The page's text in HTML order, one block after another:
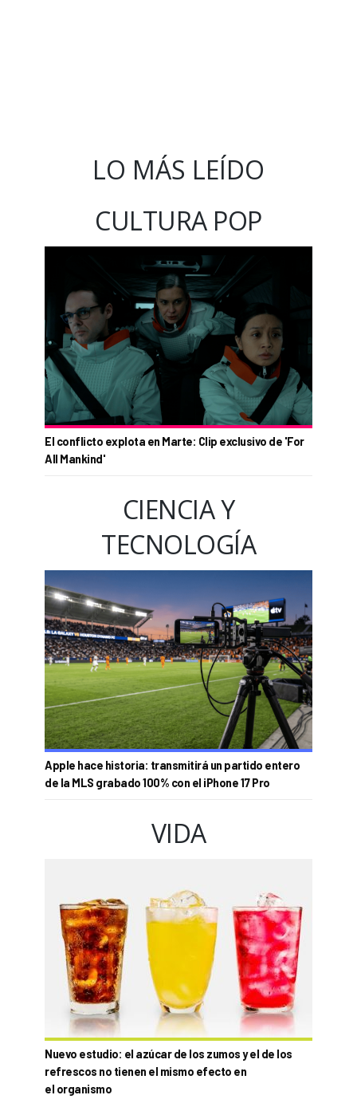
LO MÁS LEÍDO
CULTURA POP
El conflicto explota en Marte: Clip exclusivo de 'For
All Mankind'
CIENCIA Y
TECNOLOGÍA
Apple hace historia: transmitirá un partido entero
de la MLS grabado 100% con el iPhone 17 Pro
VIDA
Nuevo estudio: el azúcar de los zumos y el de los
refrescos no tienen el mismo efecto en
el organismo